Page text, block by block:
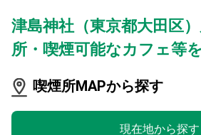
津島神社（東京都大田区
所・喫煙可能なカフェ等
喫煙所MAPから探す
現在地から探す